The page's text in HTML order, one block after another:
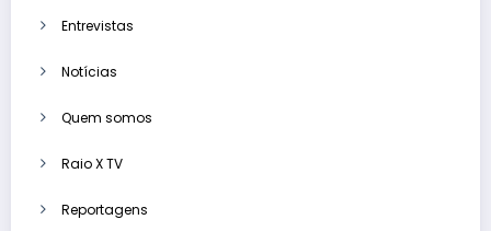
Entrevistas
Notícias
Quem somos
Raio X TV
Reportagens